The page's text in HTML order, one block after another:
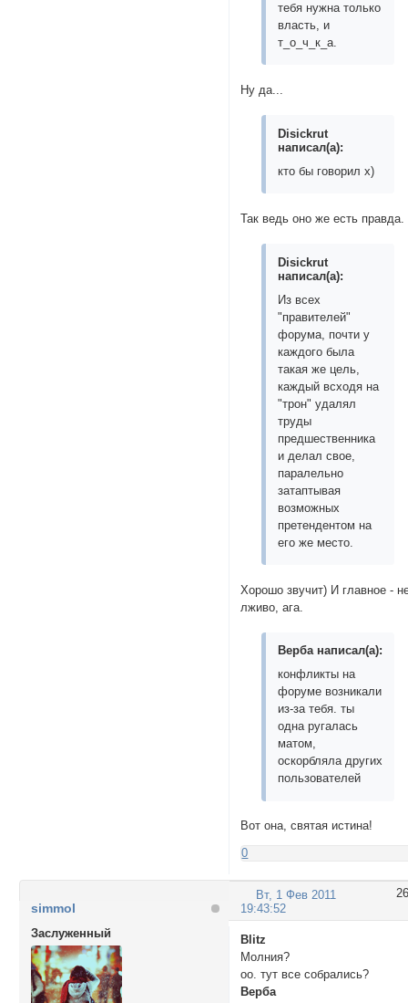
тебя нужна только
власть, и
т_о_ч_к_а.
Ну да...
Disickrut
написал(а):
кто бы говорил х)
Так ведь оно же есть правда.
Disickrut
написал(а):
Из всех
"правителей"
форума, почти у
каждого была
такая же цель,
каждый всходя на
"трон" удалял
труды
предшественника
и делал свое,
паралельно
затаптывая
возможных
претендентом на
его же место.
Хорошо звучит) И главное -
лживо, ага.
Верба написал(а):
конфликты на
форуме возникали
из-за тебя. ты
одна ругалась
матом,
оскорбляла других
пользователей
Вот она, святая истина!
0
26
Вт, 1 Фев 2011
19:43:52
simmol
Заслуженный
Blitz
Молния?
оо. тут все собрались?
Верба